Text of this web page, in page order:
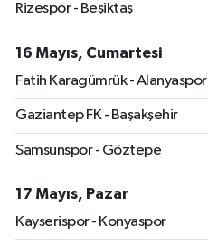
Rizespor - Beşiktaş
16 Mayıs, Cumartesi
Fatih Karagümrük - Alanyaspor
Gaziantep FK - Başakşehir
Samsunspor - Göztepe
17 Mayıs, Pazar
Kayserispor - Konyaspor